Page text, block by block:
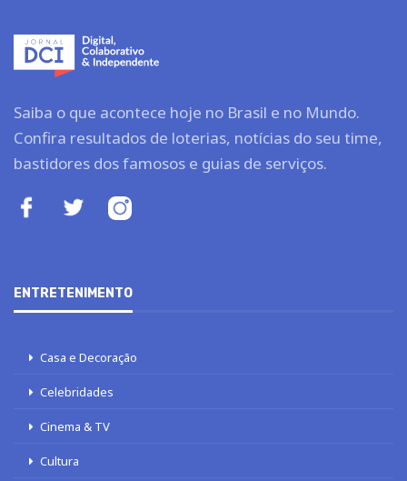
Saiba o que acontece hoje no Brasil e no Mundo.
Confira resultados de loterias, notícias do seu time,
bastidores dos famosos e guias de serviços.
ENTRETENIMENTO
Casa e Decoração
Celebridades
Cinema & TV
Cultura